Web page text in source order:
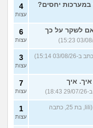
במערכות יחסים? 4
עצות
האם לשקר על כך
6
עצות
3
עצות
איך. איך
7
עצות
(lili, בת 25, כתבה
1
עצות